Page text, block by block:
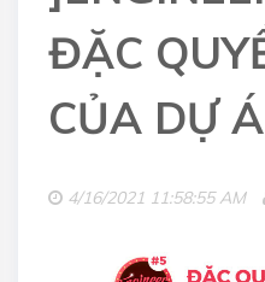
ĐẶC
CỦA DỰ
4/16/2021 11:58:55 AM